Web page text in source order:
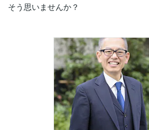
そう思いませんか？